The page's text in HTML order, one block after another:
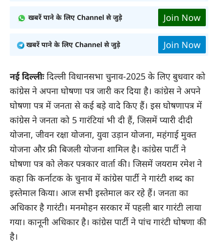
खबरें पाने के लिए Channel से जुड़े Join Now
खबरें पाने के लिए Channel से जुड़े Join Now
नई दिल्लीःदिल्ली विधानसभा चुनाव-2025 के लिए बुधवार को
कांग्रेस ने अपना घोषणा पत्र जारी कर दिया है। कांग्रेस ने अपने
घोषणा पत्र में जनता से कई बड़े वादे किए हैं। इस घोषणापत्र में
कांग्रेस ने जनता को 5 गारंटियां भी दी हैं, जिसमें प्यारी दीदी
योजना, जीवन रक्षा योजना, युवा उड़ान योजना, महंगाई मुक्त
योजना और फ्री बिजली योजना शामिल है। कांग्रेस पार्टी ने
घोषणा पत्र को लेकर पत्रकार वार्ता की। जिसमें जयराम रमेश ने
कहा कि कर्नाटक के चुनाव में कांग्रेस पार्टी ने गारंटी शब्द का
इस्तेमाल किया। आज सभी इस्तेमाल कर रहे हैं। जनता का
अधिकार है गारंटी। मनमोहन सरकार में पहली बार गारंटी लाया
गया। कानूनी अधिकार है। कांग्रेस पार्टी ने पांच गारंटी घोषणा की
है।